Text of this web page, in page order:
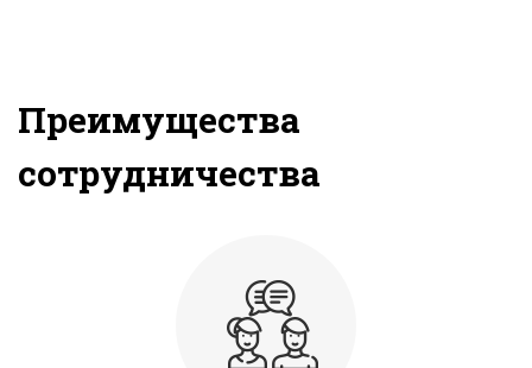
Преимущества
сотрудничества